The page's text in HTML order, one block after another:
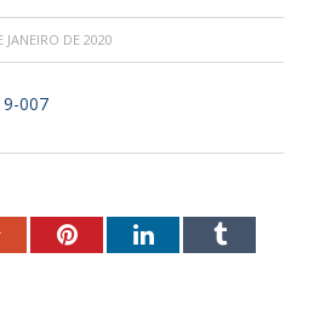
JANEIRO DE 2020
007
Google+PinterestLinkedInTumblr